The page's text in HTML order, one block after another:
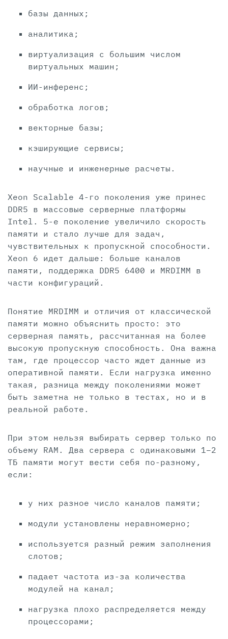
базы данных;
аналитика;
виртуализация с большим числом
виртуальных машин;
ИИ-инференс;
обработка логов;
векторные базы;
кэширующие сервисы;
научные и инженерные расчеты.
Xeon Scalable 4-го поколения уже принес
DDR5 в массовые серверные платформы
Intel. 5-е поколение увеличило скорость
памяти и стало лучше для задач,
чувствительных к пропускной способности.
Xeon 6 идет дальше: больше каналов
памяти, поддержка DDR5 6400 и MRDIMM в
части конфигураций.
Понятие MRDIMM и отличия от классической
памяти можно объяснить просто: это
серверная память, рассчитанная на более
высокую пропускную способность. Она важна
там, где процессор часто ждет данные из
оперативной памяти. Если нагрузка именно
такая, разница между поколениями может
быть заметна не только в тестах, но и в
реальной работе.
При этом нельзя выбирать сервер только по
объему RAM. Два сервера с одинаковыми 1–2
ТБ памяти могут вести себя по-разному,
если:
у них разное число каналов памяти;
модули установлены неравномерно;
используется разный режим заполнения
слотов;
падает частота из-за количества
модулей на канал;
нагрузка плохо распределяется между
процессорами;